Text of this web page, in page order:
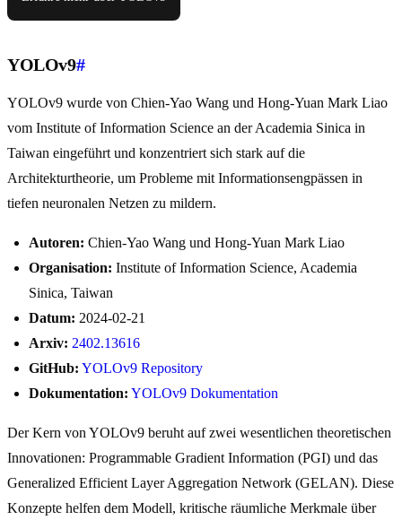
YOLOv9#
YOLOv9 wurde von Chien-Yao Wang und Hong-Yuan Mark Liao
vom Institute of Information Science an der Academia Sinica in
Taiwan eingeführt und konzentriert sich stark auf die
Architekturtheorie, um Probleme mit Informationsengpässen in
tiefen neuronalen Netzen zu mildern.
Autoren: Chien-Yao Wang und Hong-Yuan Mark Liao
Organisation: Institute of Information Science, Academia
Sinica, Taiwan
Datum: 2024-02-21
Arxiv: 2402.13616
GitHub: YOLOv9 Repository
Dokumentation: YOLOv9 Dokumentation
Der Kern von YOLOv9 beruht auf zwei wesentlichen theoretischen
Innovationen: Programmable Gradient Information (PGI) und das
Generalized Efficient Layer Aggregation Network (GELAN). Diese
Konzepte helfen dem Modell, kritische räumliche Merkmale über